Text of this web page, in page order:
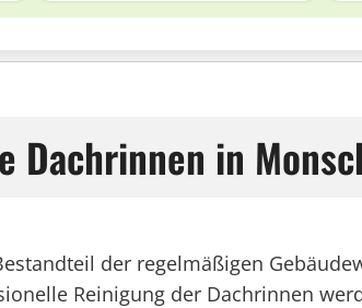
Dachrinnen in
der regelmäßigen
Reinigung der Dachrinnen